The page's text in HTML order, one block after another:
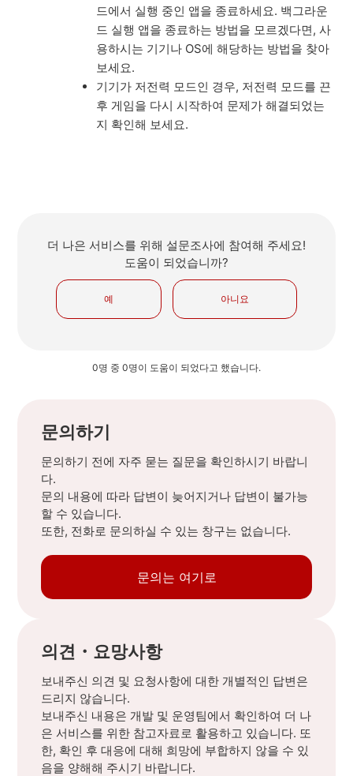
드에서 실행 중인 앱을 종료하세요. 백그라운
드 실행 앱을 종료하는 방법을 모르겠다면, 사
용하시는 기기나 OS에 해당하는 방법을 찾아
보세요.
기기가 저전력 모드인 경우, 저전력 모드를 끈
후 게임을 다시 시작하여 문제가 해결되었는
지 확인해 보세요.
더 나은 서비스를 위해 설문조사에 참여해 주세요!
도움이 되었습니까?
예 아니요
0명 중 0명이 도움이 되었다고 했습니다.
문의하기
문의하기 전에 자주 묻는 질문을 확인하시기 바랍니
다.
문의 내용에 따라 답변이 늦어지거나 답변이 불가능
할 수 있습니다.
또한, 전화로 문의하실 수 있는 창구는 없습니다.
문의는 여기로
의견・요망사항
보내주신 의견 및 요청사항에 대한 개별적인 답변은
드리지 않습니다.
보내주신 내용은 개발 및 운영팀에서 확인하여 더 나
은 서비스를 위한 참고자료로 활용하고 있습니다. 또
한, 확인 후 대응에 대해 희망에 부합하지 않을 수 있
음을 양해해 주시기 바랍니다.